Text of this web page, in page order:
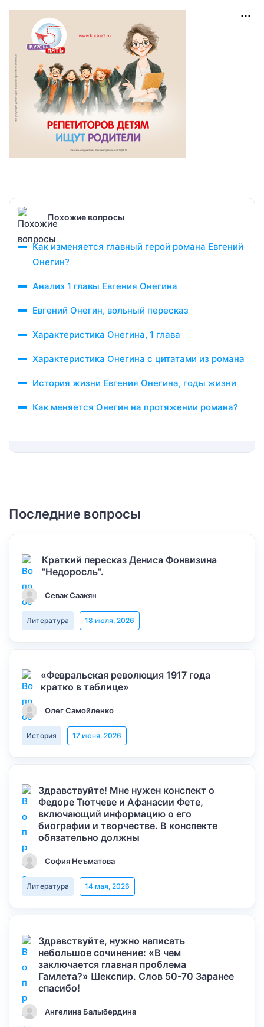
Похожие вопросы
Как изменяется главный герой романа Евгений
Онегин?
Анализ 1 главы Евгения Онегина
Евгений Онегин, вольный пересказ
Характеристика Онегина, 1 глава
Характеристика Онегина с цитатами из романа
История жизни Евгения Онегина, годы жизни
Как меняется Онегин на протяжении романа?
Последние вопросы
Краткий пересказ Дениса Фонвизина
"Недоросль".
Севак Саакян
Литература 18 июля, 2026
«Февральская революция 1917 года
кратко в таблице»
Олег Самойленко
История 17 июня, 2026
Здравствуйте! Мне нужен конспект о
Федоре Тютчеве и Афанасии Фете,
включающий информацию о его
биографии и творчестве. В конспекте
обязательно должны
София Неъматова
Литература 14 мая, 2026
Здравствуйте, нужно написать
небольшое сочинение: «В чем
заключается главная проблема
Гамлета?» Шекспир. Слов 50-70 Заранее
спасибо!
Ангелина Балыбердина